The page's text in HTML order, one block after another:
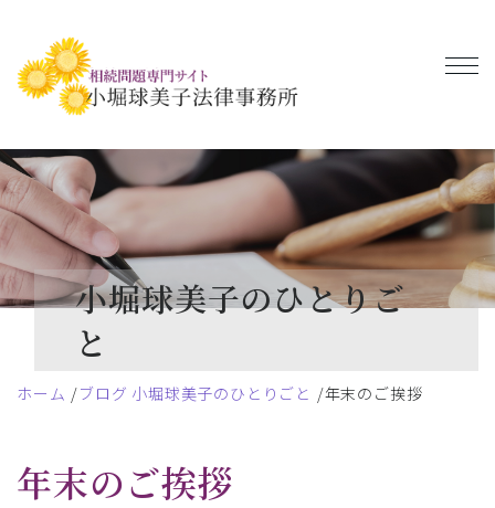
小堀球美子のひとりご
と
ホーム ブログ 小堀球美子のひとりごと 年末のご挨拶
年末のご挨拶